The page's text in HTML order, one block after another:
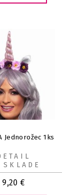
Jednorožec 1ks
9,20 €
SKLADE